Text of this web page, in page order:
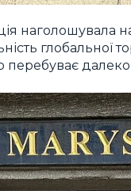
наголошувала
глобальної
перебуває